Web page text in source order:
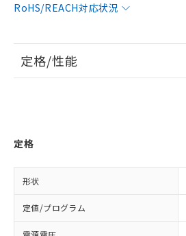
RoHS/REACH対応状況
定格/性能
定格
形状
定値/プログラム